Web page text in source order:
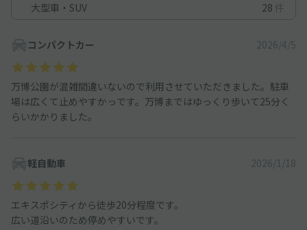
大型車・SUV
28 件
コンパクトカー 2026/4/5
万博公園が混雑間違いないので利用させていただきました。駐車
場は広くて止めやすかっです。万博まではゆっくり歩いて25分く
らいかかりました。
軽自動車 2026/1/18
エキスポシティから徒歩20分程度です。
広い道沿いのため停めやすいです。